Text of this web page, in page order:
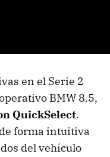
en el Serie 2
BMW 8.5,
QuickSelect.
forma intuitiva
del vehículo